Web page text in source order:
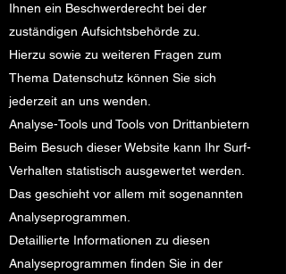
Ihnen ein Beschwerderecht bei der
zuständigen Aufsichtsbehörde zu.
Hierzu sowie zu weiteren Fragen zum
Thema Datenschutz können Sie sich
jederzeit an uns wenden.
Analyse-Tools und Tools von Dritt­anbietern
Beim Besuch dieser Website kann Ihr Surf-
Verhalten statistisch ausgewertet werden.
Das geschieht vor allem mit sogenannten
Analyseprogrammen.
Detaillierte Informationen zu diesen
Analyseprogrammen finden Sie in der